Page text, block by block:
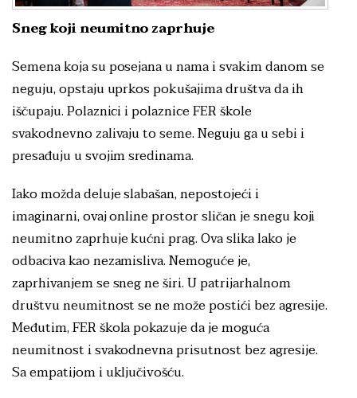
Sneg koji neumitno zaprhuje
Semena koja su posejana u nama i svakim danom se
neguju, opstaju uprkos pokušajima društva da ih
iščupaju. Polaznici i polaznice FER škole
svakodnevno zalivaju to seme. Neguju ga u sebi i
presađuju u svojim sredinama.
Iako možda deluje slabašan, nepostojeći i
imaginarni, ovaj online prostor sličan je snegu koji
neumitno zaprhuje kućni prag. Ova slika lako je
odbaciva kao nezamisliva. Nemoguće je,
zaprhivanjem se sneg ne širi. U patrijarhalnom
društvu neumitnost se ne može postići bez agresije.
Međutim, FER škola pokazuje da je moguća
neumitnost i svakodnevna prisutnost bez agresije.
Sa empatijom i uključivošću.